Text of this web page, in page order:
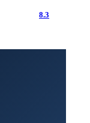
8.3